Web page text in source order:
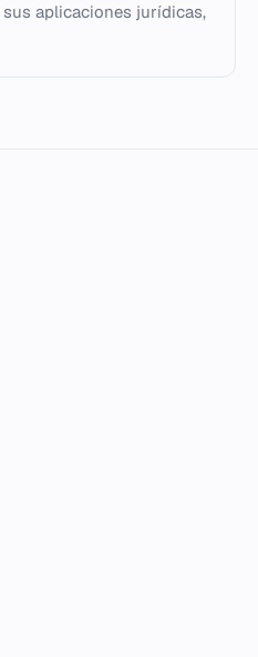
aplicaciones jurídicas,